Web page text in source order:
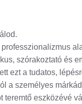
szórakoztató és
ezt a tudatos,
a személyes
teremtő eszközévé